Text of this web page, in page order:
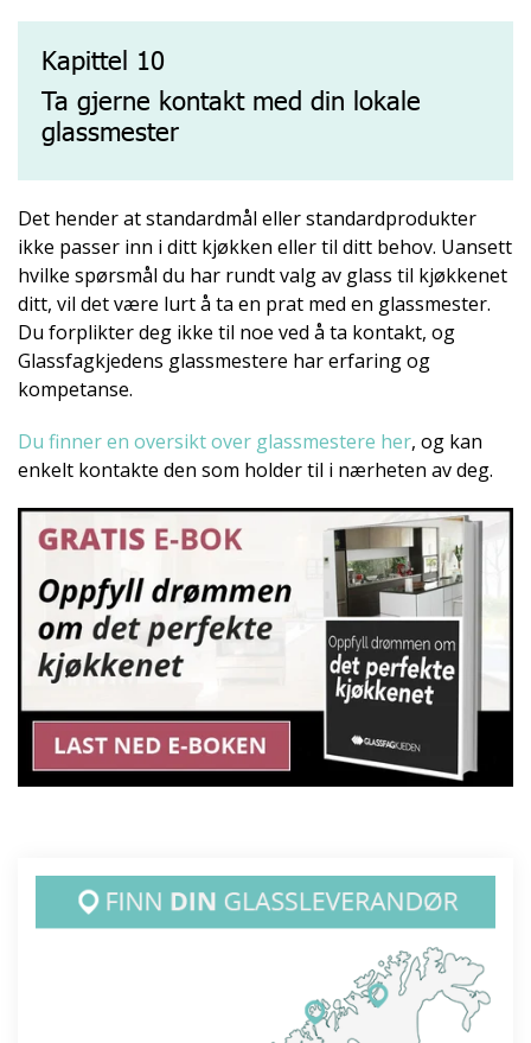
Kapittel 10
Ta gjerne kontakt med din lokale
glassmester
Det hender at standardmål eller standardprodukter
ikke passer inn i ditt kjøkken eller til ditt behov. Uansett
hvilke spørsmål du har rundt valg av glass til kjøkkenet
ditt, vil det være lurt å ta en prat med en glassmester.
Du forplikter deg ikke til noe ved å ta kontakt, og
Glassfagkjedens glassmestere har erfaring og
kompetanse.
Du finner en oversikt over glassmestere her, og kan
enkelt kontakte den som holder til i nærheten av deg.